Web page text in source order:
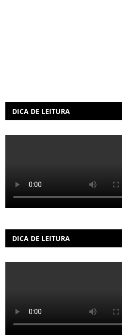
DICA DE LEITURA
DICA DE LEITURA